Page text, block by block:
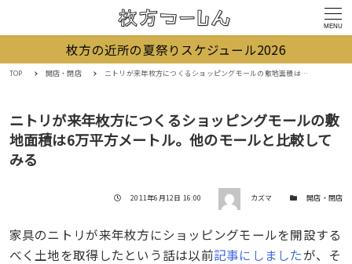
MENU
枚方の近所の夏祭りスケジュール2026
TOP 開店・閉店 ニトリが来年枚方につくるショッピングモールの敷地面積は6万平方メートル。他のモールと比較してみる
ニトリが来年枚方につくるショッピングモールの敷
地面積は6万平方メートル。他のモールと比較して
みる
投稿日
2011年6月12日 16:00 著者 カズマ カテゴリー開店・閉店
家具のニトリが来年枚方にショッピングモールを開設する
べく土地を取得したという話は以前記事にしましたが、そ